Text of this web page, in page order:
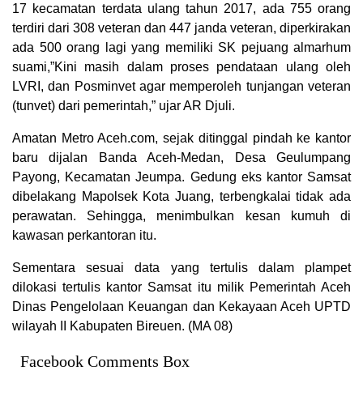
17 kecamatan terdata ulang tahun 2017, ada 755 orang
terdiri dari 308 veteran dan 447 janda veteran, diperkirakan
ada 500 orang lagi yang memiliki SK pejuang almarhum
suami,”Kini masih dalam proses pendataan ulang oleh
LVRI, dan Posminvet agar memperoleh tunjangan veteran
(tunvet) dari pemerintah,” ujar AR Djuli.
Amatan Metro Aceh.com, sejak ditinggal pindah ke kantor
baru dijalan Banda Aceh-Medan, Desa Geulumpang
Payong, Kecamatan Jeumpa. Gedung eks kantor Samsat
dibelakang Mapolsek Kota Juang, terbengkalai tidak ada
perawatan. Sehingga, menimbulkan kesan kumuh di
kawasan perkantoran itu.
Sementara sesuai data yang tertulis dalam plampet
dilokasi tertulis kantor Samsat itu milik Pemerintah Aceh
Dinas Pengelolaan Keuangan dan Kekayaan Aceh UPTD
wilayah II Kabupaten Bireuen. (MA 08)
Facebook Comments Box